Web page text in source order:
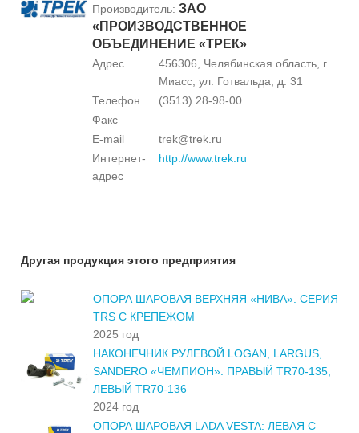
Производитель: ЗАО
«ПРОИЗВОДСТВЕННОЕ
ОБЪЕДИНЕНИЕ «ТРЕК»
Адрес
456306, Челябинская область, г.
Миасс, ул. Готвальда, д. 31
Телефон
(3513) 28-98-00
Факс
E-mail
trek@trek.ru
Интернет-
адрес
http://www.trek.ru
Другая продукция этого предприятия
ОПОРА ШАРОВАЯ ВЕРХНЯЯ «НИВА». СЕРИЯ
TRS С КРЕПЕЖОМ
2025 год
НАКОНЕЧНИК РУЛЕВОЙ LOGAN, LARGUS,
SANDERO «ЧЕМПИОН»: ПРАВЫЙ TR70-135,
ЛЕВЫЙ TR70-136
2024 год
ОПОРА ШАРОВАЯ LADA VESTA: ЛЕВАЯ С